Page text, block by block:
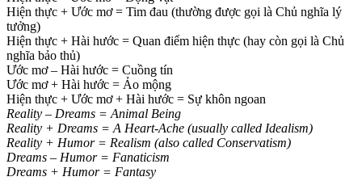
Hiện thực + Ước mơ = Tim đau (thường được gọi là Chủ nghĩa lý
tưởng)
Hiện thực + Hài hước = Quan điểm hiện thực (hay còn gọi là Chủ
nghĩa bảo thủ)
Ước mơ – Hài hước = Cuồng tín
Ước mơ + Hài hước = Ảo mộng
Hiện thực + Ước mơ + Hài hước = Sự khôn ngoan
Reality – Dreams = Animal Being
Reality + Dreams = A Heart-Ache (usually called Idealism)
Reality + Humor = Realism (also called Conservatism)
Dreams – Humor = Fanaticism
Dreams + Humor = Fantasy